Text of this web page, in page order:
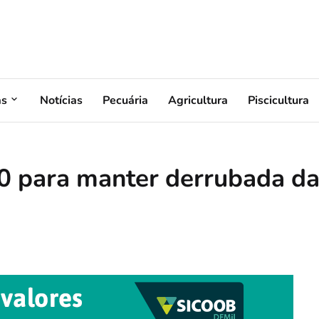
Notícias Pecuária Agricultura Piscicultura
para manter derrubada da